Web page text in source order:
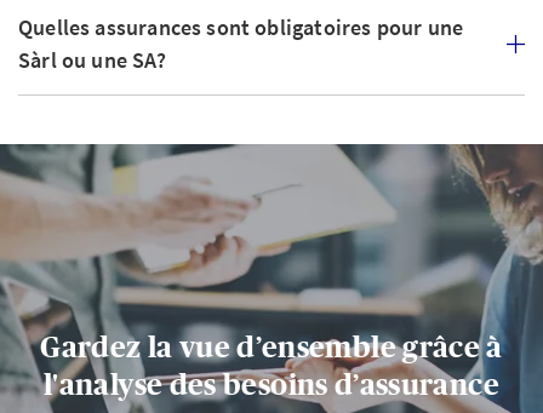
Quelles assurances sont obligatoires pour une
Sàrl ou une SA?
Gardez la vue d’ensemble grâce à
l'analyse des besoins d’assurance